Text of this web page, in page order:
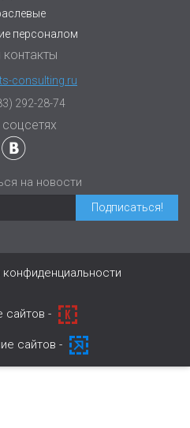
персоналом
consulting.ru
292-28-74
на новости
конфиденциальности
сайтов -
сайтов -